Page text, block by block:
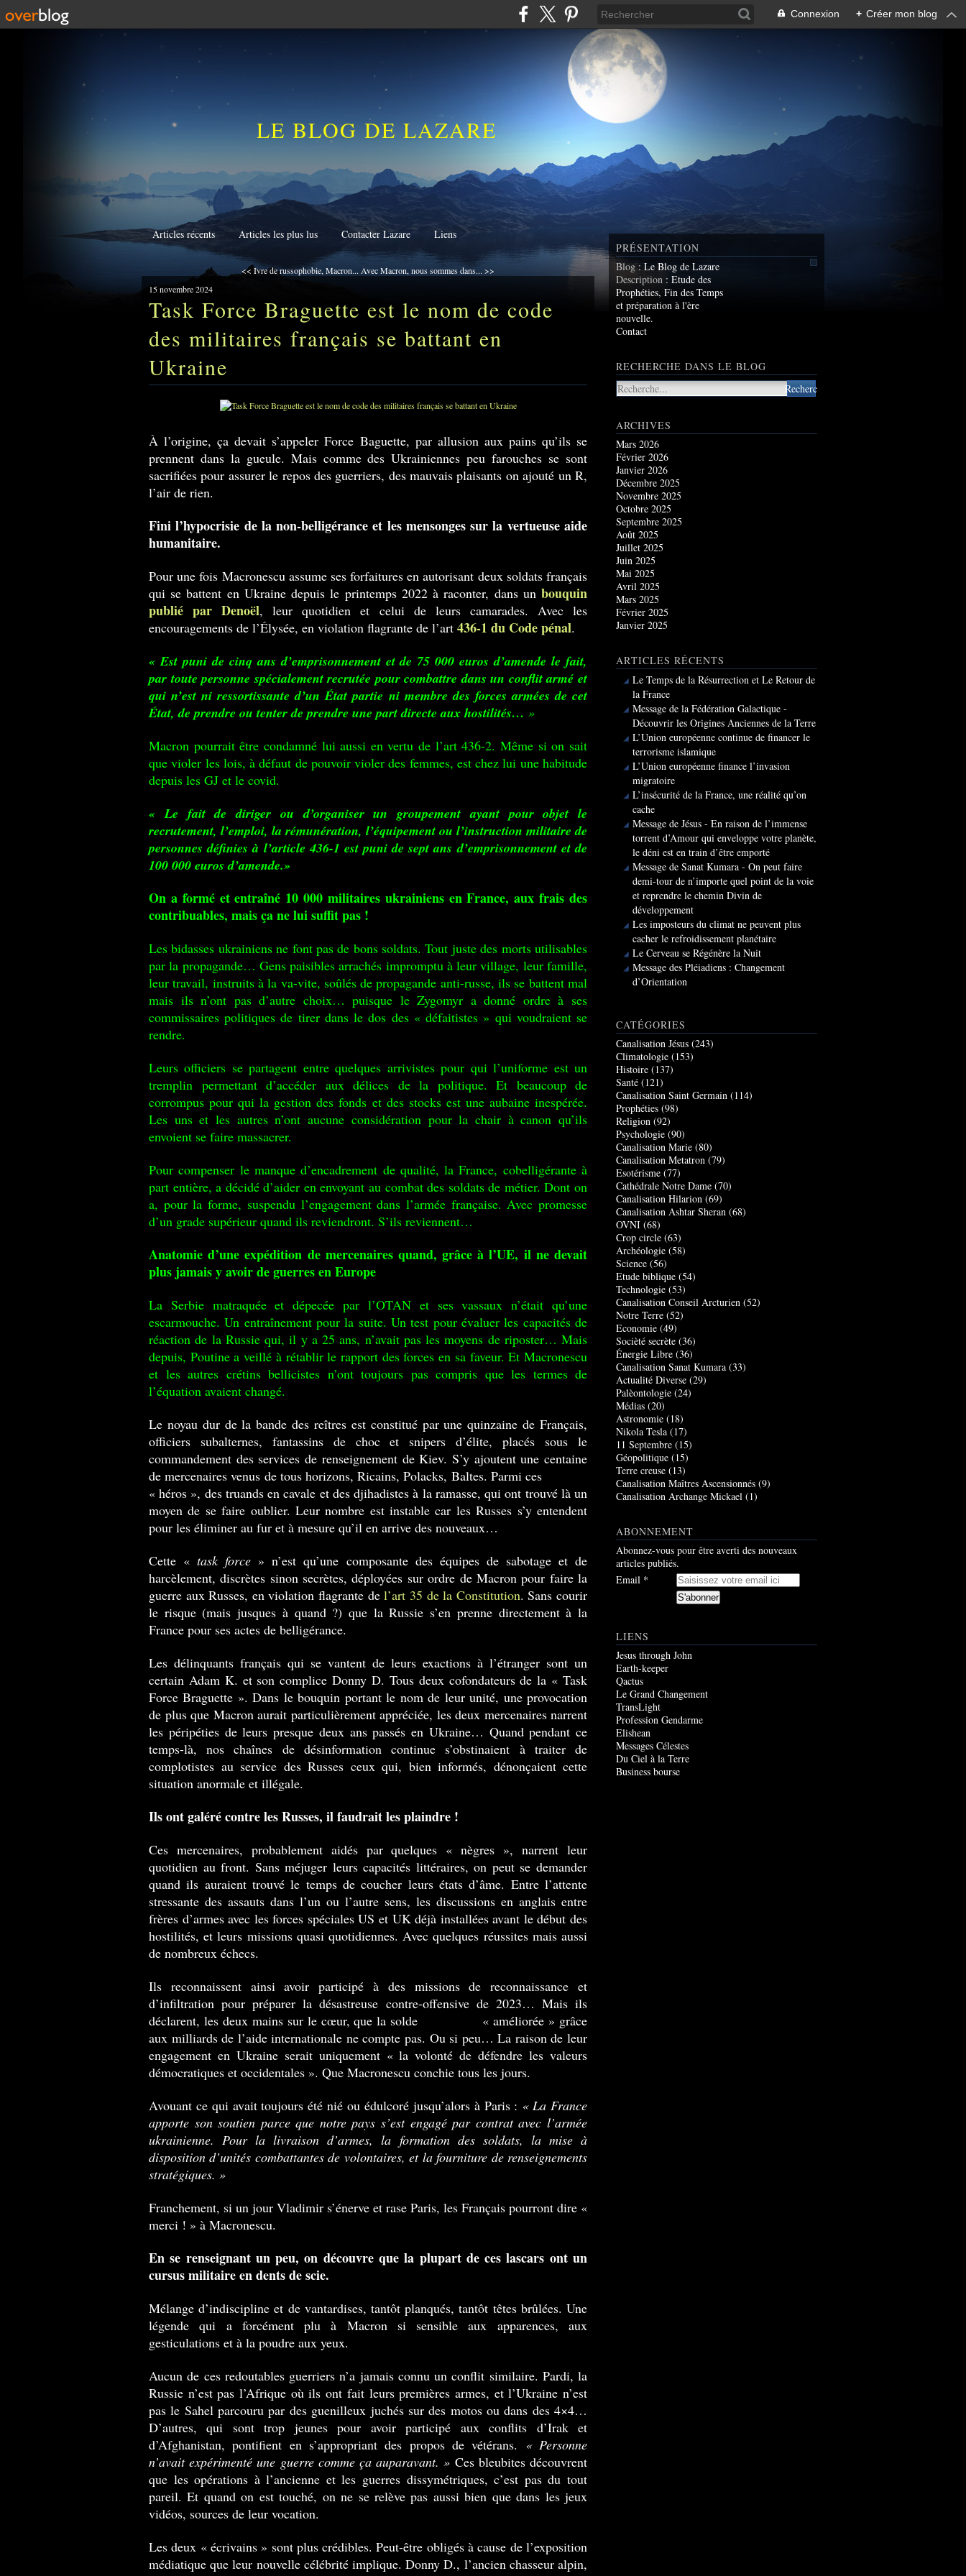
Connexion + Créer mon blog
LE BLOG DE LAZARE
Articles récents Articles les plus lus Contacter Lazare Liens
<< Ivre de russophobie, Macron... Avec Macron, nous sommes dans... >>
15 novembre 2024
Task Force Braguette est le nom de code
des militaires français se battant en
Ukraine
À l’origine, ça devait s’appeler Force Baguette, par allusion aux pains qu’ils se
prennent dans la gueule. Mais comme des Ukrainiennes peu farouches se sont
sacrifiées pour assurer le repos des guerriers, des mauvais plaisants on ajouté un R,
l’air de rien.
Fini l’hypocrisie de la non-belligérance et les mensonges sur la vertueuse aide
humanitaire.
Pour une fois Macronescu assume ses forfaitures en autorisant deux soldats français
qui se battent en Ukraine depuis le printemps 2022 à raconter, dans un bouquin
publié par Denoël, leur quotidien et celui de leurs camarades. Avec les
encouragements de l’Élysée, en violation flagrante de l’art 436-1 du Code pénal.
« Est puni de cinq ans d’emprisonnement et de 75 000 euros d’amende le fait,
par toute personne spécialement recrutée pour combattre dans un conflit armé et
qui n’est ni ressortissante d’un État partie ni membre des forces armées de cet
État, de prendre ou tenter de prendre une part directe aux hostilités… »
Macron pourrait être condamné lui aussi en vertu de l’art 436-2. Même si on sait
que violer les lois, à défaut de pouvoir violer des femmes, est chez lui une habitude
depuis les GJ et le covid.
« Le fait de diriger ou d’organiser un groupement ayant pour objet le
recrutement, l’emploi, la rémunération, l’équipement ou l’instruction militaire de
personnes définies à l’article 436-1 est puni de sept ans d’emprisonnement et de
100 000 euros d’amende.»
On a formé et entraîné 10 000 militaires ukrainiens en France, aux frais des
contribuables, mais ça ne lui suffit pas !
Les bidasses ukrainiens ne font pas de bons soldats. Tout juste des morts utilisables
par la propagande… Gens paisibles arrachés impromptu à leur village, leur famille,
leur travail, instruits à la va-vite, soûlés de propagande anti-russe, ils se battent mal
mais ils n’ont pas d’autre choix… puisque le Zygomyr a donné ordre à ses
commissaires politiques de tirer dans le dos des « défaitistes » qui voudraient se
rendre.
Leurs officiers se partagent entre quelques arrivistes pour qui l’uniforme est un
tremplin permettant d’accéder aux délices de la politique. Et beaucoup de
corrompus pour qui la gestion des fonds et des stocks est une aubaine inespérée.
Les uns et les autres n’ont aucune considération pour la chair à canon qu’ils
envoient se faire massacrer.
Pour compenser le manque d’encadrement de qualité, la France, cobelligérante à
part entière, a décidé d’aider en envoyant au combat des soldats de métier. Dont on
a, pour la forme, suspendu l’engagement dans l’armée française. Avec promesse
d’un grade supérieur quand ils reviendront. S’ils reviennent…
Anatomie d’une expédition de mercenaires quand, grâce à l’UE, il ne devait
plus jamais y avoir de guerres en Europe
La Serbie matraquée et dépecée par l’OTAN et ses vassaux n’était qu’une
escarmouche. Un entraînement pour la suite. Un test pour évaluer les capacités de
réaction de la Russie qui, il y a 25 ans, n’avait pas les moyens de riposter… Mais
depuis, Poutine a veillé à rétablir le rapport des forces en sa faveur. Et Macronescu
et les autres crétins bellicistes n’ont toujours pas compris que les termes de
l’équation avaient changé.
Le noyau dur de la bande des reîtres est constitué par une quinzaine de Français,
officiers subalternes, fantassins de choc et snipers d’élite, placés sous le
commandement des services de renseignement de Kiev. S’y ajoutent une centaine
de mercenaires venus de tous horizons, Ricains, Polacks, Baltes. Parmi ces
« héros », des truands en cavale et des djihadistes à la ramasse, qui ont trouvé là un
moyen de se faire oublier. Leur nombre est instable car les Russes s’y entendent
pour les éliminer au fur et à mesure qu’il en arrive des nouveaux…
Cette «task force » n’est qu’une composante des équipes de sabotage et de
harcèlement, discrètes sinon secrètes, déployées sur ordre de Macron pour faire la
guerre aux Russes, en violation flagrante del’art 35 de la Constitution. Sans courir
le risque (mais jusques à quand ?) que la Russie s’en prenne directement à la
France pour ses actes de belligérance.
Les délinquants français qui se vantent de leurs exactions à l’étranger sont un
certain Adam K. et son complice Donny D. Tous deux cofondateurs de la « Task
Force Braguette ». Dans le bouquin portant le nom de leur unité, une provocation
de plus que Macron aurait particulièrement appréciée, les deux mercenaires narrent
les péripéties de leurs presque deux ans passés en Ukraine… Quand pendant ce
temps-là, nos chaînes de désinformation continue s’obstinaient à traiter de
complotistes au service des Russes ceux qui, bien informés, dénonçaient cette
situation anormale et illégale.
Ils ont galéré contre les Russes, il faudrait les plaindre !
Ces mercenaires, probablement aidés par quelques « nègres », narrent leur
quotidien au front. Sans méjuger leurs capacités littéraires, on peut se demander
quand ils auraient trouvé le temps de coucher leurs états d’âme. Entre l’attente
stressante des assauts dans l’un ou l’autre sens, les discussions en anglais entre
frères d’armes avec les forces spéciales US et UK déjà installées avant le début des
hostilités, et leurs missions quasi quotidiennes. Avec quelques réussites mais aussi
de nombreux échecs.
Ils reconnaissent ainsi avoir participé à des missions de reconnaissance et
d’infiltration pour préparer la désastreuse contre-offensive de 2023… Mais ils
déclarent, les deux mains sur le cœur, que la solde « améliorée » grâce
aux milliards de l’aide internationale ne compte pas. Ou si peu… La raison de leur
engagement en Ukraine serait uniquement « la volonté de défendre les valeurs
démocratiques et occidentales ». Que Macronescu conchie tous les jours.
Avouant ce qui avait toujours été nié ou édulcoré jusqu’alors à Paris : « La France
apporte son soutien parce que notre pays s’est engagé par contrat avec l’armée
ukrainienne. Pour la livraison d’armes, la formation des soldats, la mise à
disposition d’unités combattantes de volontaires, et la fourniture de renseignements
stratégiques. »
Franchement, si un jour Vladimir s’énerve et rase Paris, les Français pourront dire «
merci ! » à Macronescu.
En se renseignant un peu, on découvre que la plupart de ces lascars ont un
cursus militaire en dents de scie.
Mélange d’indiscipline et de vantardises, tantôt planqués, tantôt têtes brûlées. Une
légende qui a forcément plu à Macron si sensible aux apparences, aux
gesticulations et à la poudre aux yeux.
Aucun de ces redoutables guerriers n’a jamais connu un conflit similaire. Pardi, la
Russie n’est pas l’Afrique où ils ont fait leurs premières armes, et l’Ukraine n’est
pas le Sahel parcouru par des guenilleux juchés sur des motos ou dans des 4×4…
D’autres, qui sont trop jeunes pour avoir participé aux conflits d’Irak et
d’Afghanistan, pontifient en s’appropriant des propos de vétérans. « Personne
n’avait expérimenté une guerre comme ça auparavant. » Ces bleubites découvrent
que les opérations à l’ancienne et les guerres dissymétriques, c’est pas du tout
pareil. Et quand on est touché, on ne se relève pas aussi bien que dans les jeux
vidéos, sources de leur vocation.
Les deux « écrivains » sont plus crédibles. Peut-être obligés à cause de l’exposition
médiatique que leur nouvelle célébrité implique. Donny D., l’ancien chasseur alpin,
PRÉSENTATION
Blog : Le Blog de Lazare
Description : Etude des
Prophéties, Fin des Temps
et préparation à l'ère
nouvelle.
Contact
RECHERCHE DANS LE BLOG
ARCHIVES
Mars 2026
Février 2026
Janvier 2026
Décembre 2025
Novembre 2025
Octobre 2025
Septembre 2025
Août 2025
Juillet 2025
Juin 2025
Mai 2025
Avril 2025
Mars 2025
Février 2025
Janvier 2025
ARTICLES RÉCENTS
Le Temps de la Résurrection et Le Retour de
la France
Message de la Fédération Galactique -
Découvrir les Origines Anciennes de la Terre
L’Union européenne continue de financer le
terrorisme islamique
L’Union européenne finance l’invasion
migratoire
L’insécurité de la France, une réalité qu’on
cache
Message de Jésus - En raison de l’immense
torrent d’Amour qui enveloppe votre planète,
le déni est en train d’être emporté
Message de Sanat Kumara - On peut faire
demi-tour de n’importe quel point de la voie
et reprendre le chemin Divin de
développement
Les imposteurs du climat ne peuvent plus
cacher le refroidissement planétaire
Le Cerveau se Régénère la Nuit
Message des Pléiadiens : Changement
d’Orientation
CATÉGORIES
Canalisation Jésus (243)
Climatologie (153)
Histoire (137)
Santé (121)
Canalisation Saint Germain (114)
Prophéties (98)
Religion (92)
Psychologie (90)
Canalisation Marie (80)
Canalisation Metatron (79)
Esotérisme (77)
Cathédrale Notre Dame (70)
Canalisation Hilarion (69)
Canalisation Ashtar Sheran (68)
OVNI (68)
Crop circle (63)
Archéologie (58)
Science (56)
Etude biblique (54)
Technologie (53)
Canalisation Conseil Arcturien (52)
Notre Terre (52)
Economie (49)
Socièté secrète (36)
Énergie Libre (36)
Canalisation Sanat Kumara (33)
Actualité Diverse (29)
Palèontologie (24)
Médias (20)
Astronomie (18)
Nikola Tesla (17)
11 Septembre (15)
Géopolitique (15)
Terre creuse (13)
Canalisation Maîtres Ascensionnés (9)
Canalisation Archange Mickael (1)
ABONNEMENT
Abonnez-vous pour être averti des nouveaux
articles publiés.
Email
LIENS
Jesus through John
Earth-keeper
Qactus
Le Grand Changement
TransLight
Profession Gendarme
Elishean
Messages Célestes
Du Ciel à la Terre
Business bourse